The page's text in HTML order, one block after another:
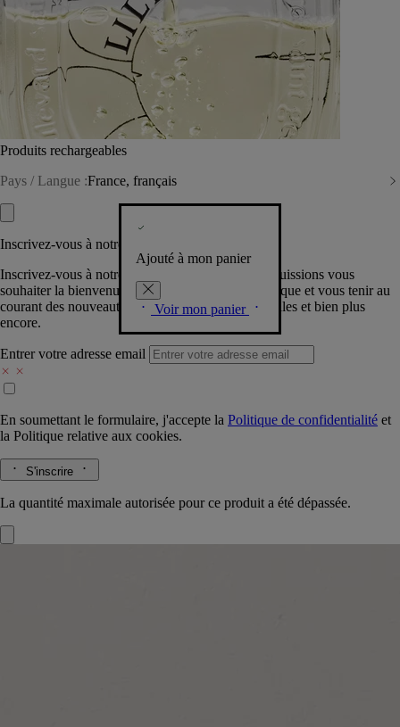
Produits rechargeables
Pays / Langue :France, français
Ajouté à mon panier
Voir mon panier
Inscrivez-vous à notre Newsletter
Inscrivez-vous à notre newsletter pour que nous puissions vous
souhaiter la bienvenue dans la communauté Diptyque et vous tenir au
courant des nouveautés, événements, offres spéciales et bien plus
encore.
Entrer votre adresse email
En soumettant le formulaire, j'accepte la Politique de confidentialité et
la Politique relative aux cookies.
S'inscrire
La quantité maximale autorisée pour ce produit a été dépassée.